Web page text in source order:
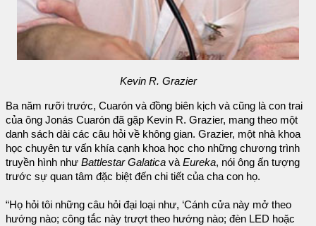
Kevin R. Grazier
Ba năm rưỡi trước, Cuarón và đồng biên kịch và cũng là con trai
của ông Jonás Cuarón đã gặp Kevin R. Grazier, mang theo một
danh sách dài các câu hỏi về không gian. Grazier, một nhà khoa
học chuyên tư vấn khía cạnh khoa học cho những chương trình
truyền hình như Battlestar Galatica và Eureka, nói ông ấn tượng
trước sự quan tâm đặc biệt đến chi tiết của cha con họ.
“Họ hỏi tôi những câu hỏi đại loại như, ‘Cánh cửa này mở theo
hướng nào; công tắc này trượt theo hướng nào; đèn LED hoặc